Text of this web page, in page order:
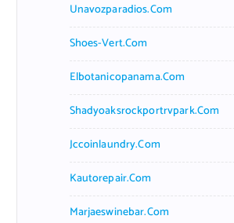
Unavozparadios.com
Shoes-Vert.com
Elbotanicopanama.com
Shadyoaksrockportrvpark.com
Jccoinlaundry.com
Kautorepair.com
Marjaeswinebar.com